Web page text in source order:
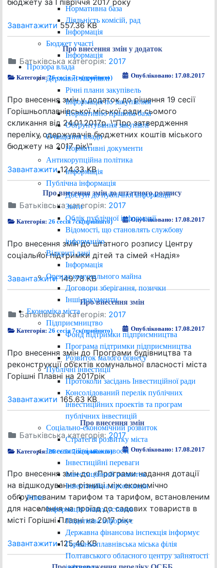
Нормативна база
Діяльність комісій, рад
Інформація
Бюджет участі
Інформація
Прозора влада
Державні закупівлі
Річні плани закупівель
Інформація по закупівлям
Нормативно правова база
Обґрунтування закупівлі
Очищення влади
Нормативні документи
Антикорупційна політика
Інформація
Публічна інформація
Доступ до публічної інформації
Звіти
Облік публічної інформації
Відомості, що становлять службову
інформацію
Відкриті дані
Інформація
Оренда комунального майна
Договори зберігання, позички
Інші документи
Економіка міста
Підприємництво
Фонд підтримки підприємництва
Програма підтримки підприємництва
Розвиток малого бізнесу
Публічні інвестиції
Протоколи засідань Інвестиційної ради
Консолідований перелік публічних
інвестиційних проектів та програм
публічних інвестицій
Соціально-економічний розвиток
Стратегія розвитку міста
Інвестиційні можливості
Інвестиційні переваги
Інвестиційний розвиток
Інвестиційна пропозиція
Різне
Інформація інших установ
Податкова інформує
Державна фінансова інспекція інформує
Горішньоплавнівська міська філія
Полтавського обласного центру зайнятості
бюджету за І півріччя 2017 року
Завантажити 557.36 KB
Про внесення змін у додаток
Батьківська категорія: 2017
Категорія:26 сесія 7ск(прийнято) Опубліковано: 17.08.2017
Про внесення змін у додаток до рішення 19 сесії
Горішньоплавнівської міської ради сьомого
скликання від 24.01.2017р. \"Про затвердження
переліку одержувачів бюджетних коштів міського
бюджету на 2017 рік\"
Завантажити124.33 KB
Про внесення змін до штатного розпису
Батьківська категорія: 2017
Категорія:26 сесія 7ск(прийнято) Опубліковано: 17.08.2017
Про внесення змін до штатного розпису Центру
соціальної підтримки дітей та сімей «Надія»
Завантажити149.78 KB
Про внесення змін
Батьківська категорія: 2017
Категорія:26 сесія 7ск(прийнято) Опубліковано: 17.08.2017
Про внесення змін до Програми будівництва та
реконструкції об’єктів комунальної власності міста
Горішні Плавні на 2017рік
Завантажити 165.63 KB
Про внесення змін
Батьківська категорія: 2017
Категорія:26 сесія 7ск(прийнято) Опубліковано: 17.08.2017
Про внесення змін до «Програми надання дотації
на відшкодування різниці між економічно
обґрунтованим тарифом та тарифом, встановленим
для населення на проїзд до садових товариств в
місті Горішні Плавні на 2017 рік»
Завантажити125.40 KB